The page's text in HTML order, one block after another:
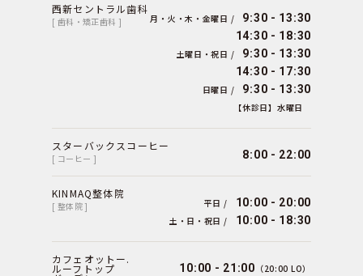
西新セントラル歯科
[ 歯科・矯正歯科 ] 月・火・木・金曜日 /
9:30 - 13:30
14:30 - 18:30
土曜日・祝日 /
9:30 - 13:30
14:30 - 17:30
日曜日 / 9:30 - 13:30
【休診日】水曜日
スターバックスコーヒー
[ コーヒー ] 8:00 - 22:00
KINMAQ整体院
[ 整体院 ] 平日 / 10:00 - 20:00
土・日・祝日 / 10:00 - 18:30
カフェオットー.
ルーフトップ 10:00 - 21:00 （20:00 LO）